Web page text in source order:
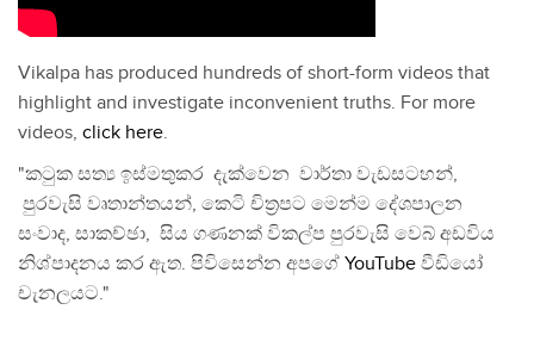
Vikalpa has produced hundreds of short-form videos that
highlight and investigate inconvenient truths. For more
videos, click here.
"කටුක සත්‍ය ඉස්මතුකර දැක්වෙන වාර්තා වැඩසටහන්,
පුරවැසි වෘතාන්තයන්, කෙටි චිත්‍රපට මෙන්ම දේශපාලන
සංවාද, සාකච්ඡා, සිය ගණනක් විකල්ප පුරවැසි වෙබ් අඩවිය
නිශ්පාදනය කර ඇත. පිවිසෙන්න අපගේ YouTube වීඩියෝ
චැනලයට."